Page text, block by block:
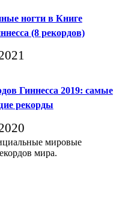
ногти в Книге
(8 рекордов)
Гиннесса 2019: самые
рекорды
мировые
мира.